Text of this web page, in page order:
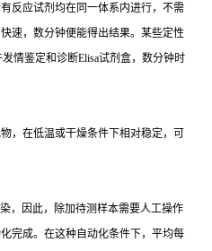
反应试剂均在同一体系内进行，不需
速，数分钟便能得出结果。某些定性
情鉴定和诊断Elisa试剂盒，数分钟时
，在低温或干燥条件下相对稳定，可
，因此，除加待测样本需要人工操作
完成。在这种自动化条件下，平均每